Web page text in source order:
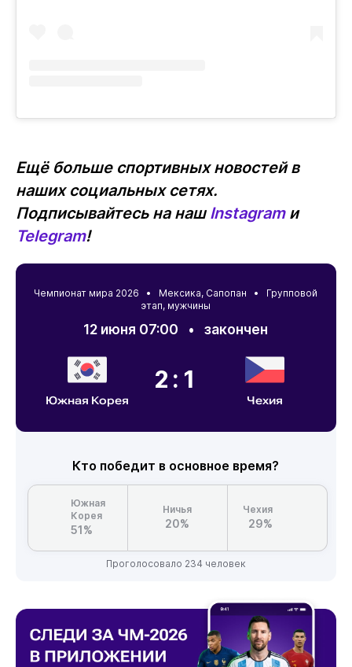
Ещё больше спортивных новостей в
наших социальных сетях.
Подписывайтесь на нашInstagramи
Telegram!
Чемпионат мира 2026 • Мексика, Сапопан • Групповой
этап, мужчины
12 июня 07:00 •закончен
Южная Корея
2:1
Чехия
Кто победит в основное время?
Южная
Корея
51%
Ничья
20%
Чехия
29%
Проголосовало 234 человек